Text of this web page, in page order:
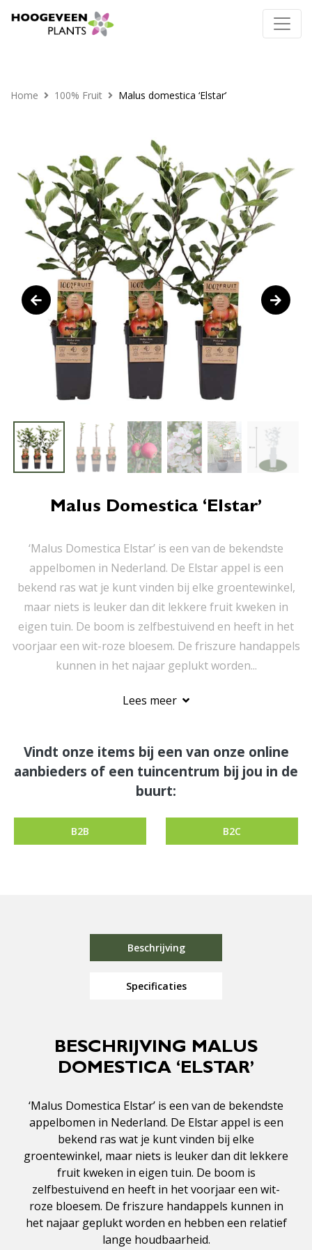
Home 100% Fruit Malus domestica ‘Elstar’
Malus Domestica ‘Elstar’
‘Malus Domestica Elstar’ is een van de bekendste
appelbomen in Nederland. De Elstar appel is een
bekend ras wat je kunt vinden bij elke groentewinkel,
maar niets is leuker dan dit lekkere fruit kweken in
eigen tuin. De boom is zelfbestuivend en heeft in het
voorjaar een wit-roze bloesem. De friszure handappels
kunnen in het najaar geplukt worden...
Lees meer
Vindt onze items bij een van onze online
aanbieders of een tuincentrum bij jou in de
buurt:
B2B B2C
Beschrijving
Specificaties
BESCHRIJVING MALUS
DOMESTICA ‘ELSTAR’
‘Malus Domestica Elstar’ is een van de bekendste
appelbomen in Nederland. De Elstar appel is een
bekend ras wat je kunt vinden bij elke
groentewinkel, maar niets is leuker dan dit lekkere
fruit kweken in eigen tuin. De boom is
zelfbestuivend en heeft in het voorjaar een wit-
roze bloesem. De friszure handappels kunnen in
het najaar geplukt worden en hebben een relatief
lange houdbaarheid.